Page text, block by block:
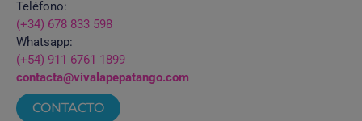
Teléfono:
(+34) 678 833 598
Whatsapp:
(+54) 911 6761 1899
contacta@vivalapepatango.com
CONTACTO